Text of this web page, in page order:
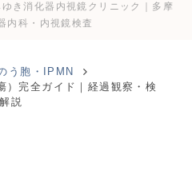
き消化器内視鏡クリニック｜多摩
内科・内視鏡検査
う胞・IPMN
）完全ガイド｜経過観察・検
説